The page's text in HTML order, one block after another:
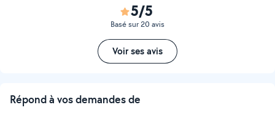
5/5
Basé sur 20 avis
Voir ses avis
Répond à vos demandes de